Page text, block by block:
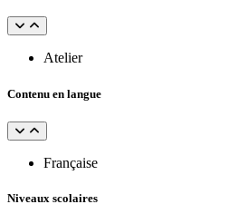
Atelier
Contenu en langue
Française
Niveaux scolaires